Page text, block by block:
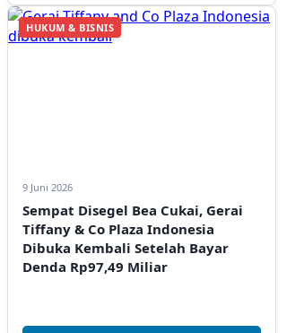
HUKUM & BISNIS
9 Juni 2026
Sempat Disegel Bea Cukai, Gerai
Tiffany & Co Plaza Indonesia
Dibuka Kembali Setelah Bayar
Denda Rp97,49 Miliar